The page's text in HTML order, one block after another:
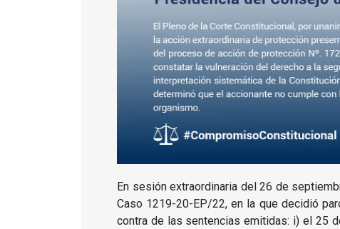
En sesión extraordinaria del 26 de
Caso 1219-20-EP/22, en la que decidió
contra de las sentencias emitidas: i) el 25